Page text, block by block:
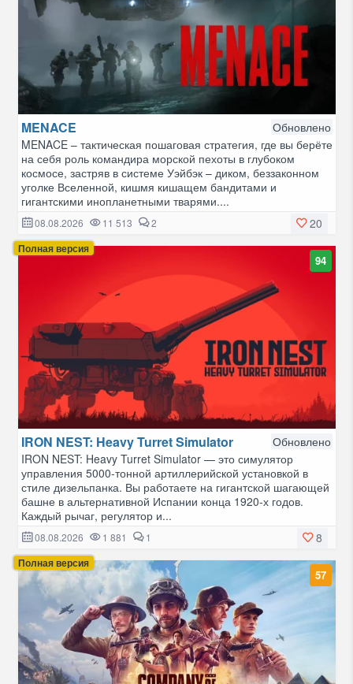
MENACE
Обновлено
MENACE – тактическая пошаговая стратегия, где вы берёте
на себя роль командира морской пехоты в глубоком
космосе, застряв в системе Уэйбэк – диком, беззаконном
уголке Вселенной, кишмя кишащем бандитами и
гигантскими инопланетными тварями....
20
08.08.2026 11 513 2
Полная версия
94
IRON NEST: Heavy Turret Simulator
Обновлено
IRON NEST: Heavy Turret Simulator — это симулятор
управления 5000-тонной артиллерийской установкой в
стиле дизельпанка. Вы работаете на гигантской шагающей
башне в альтернативной Испании конца 1920-х годов.
Каждый рычаг, регулятор и...
8
08.08.2026 1 881 1
Полная версия
57